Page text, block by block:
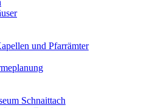
und Pfarrämter
Schnaittach